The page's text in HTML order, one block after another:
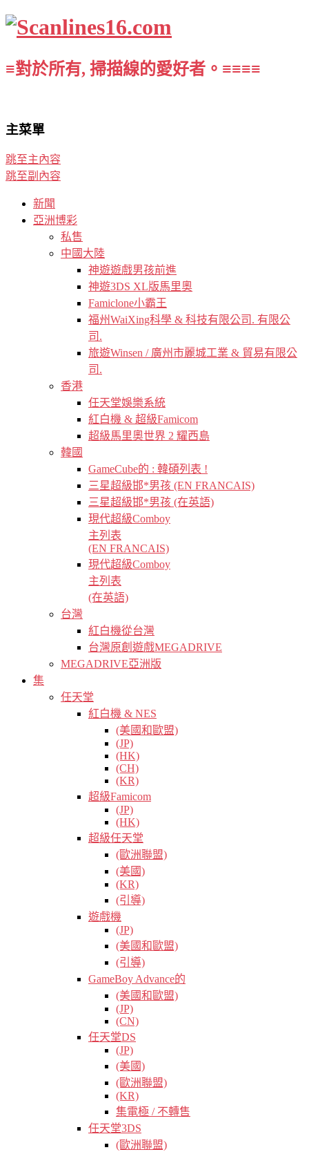
≡對於所有, 掃描線的愛好者。≡≡≡≡
主菜單
跳至主內容
跳至副內容
新聞
亞洲博彩
私售
中國大陸
神遊遊戲男孩前進
神遊3DS XL版馬里奧
Famiclone小霸王
福州WaiXing科學 & 科技有限公司. 有限公
司.
旅遊Winsen / 廣州市麗城工業 & 貿易有限公
司.
香港
任天堂娛樂系統
紅白機 & 超級Famicom
超級馬里奧世界 2 耀西島
韓國
GameCube的 : 韓碩列表 !
三星超級邯*男孩 (EN FRANCAIS)
三星超級邯*男孩 (在英語)
現代超級Comboy
主列表
(EN FRANCAIS)
現代超級Comboy
主列表
(在英語)
台灣
紅白機從台灣
台灣原創遊戲MEGADRIVE
MEGADRIVE亞洲版
集
任天堂
紅白機 & NES
(美國和歐盟)
(JP)
(HK)
(CH)
(KR)
超級Famicom
(JP)
(HK)
超級任天堂
(歐洲聯盟)
(美國)
(KR)
(引導)
遊戲機
(JP)
(美國和歐盟)
(引導)
GameBoy Advance的
(美國和歐盟)
(JP)
(CN)
任天堂DS
(JP)
(美國)
(歐洲聯盟)
(KR)
集電極 / 不轉售
任天堂3DS
(歐洲聯盟)